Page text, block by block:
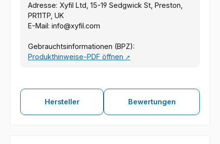
Adresse: Xyfil Ltd, 15-19 Sedgwick St, Preston,
PR11TP, UK
E-Mail: info@xyfil.com
Gebrauchtsinformationen (BPZ):
Produkthinweise-PDF öffnen ↗
Hersteller Bewertungen